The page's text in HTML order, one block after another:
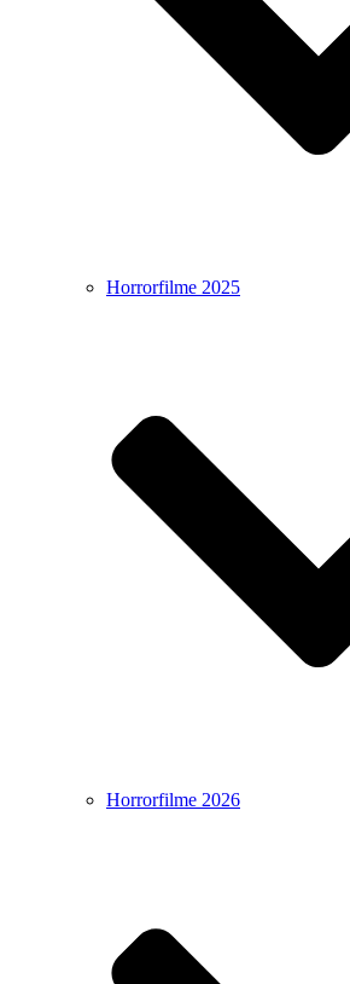
Horrorfilme 2025
Horrorfilme 2026